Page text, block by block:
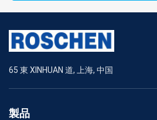
65 東 XINHUAN 道, 上海, 中国
製品